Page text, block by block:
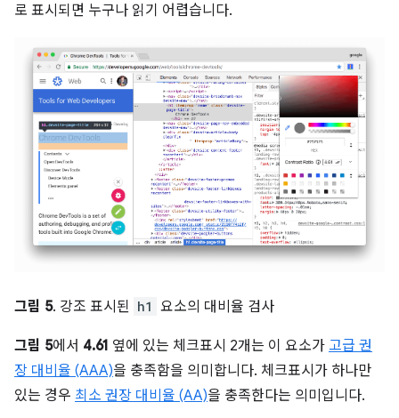
로 표시되면 누구나 읽기 어렵습니다.
그림 5. 강조 표시된 h1 요소의 대비율 검사
그림 5에서 4.61 옆에 있는 체크표시 2개는 이 요소가 고급 권
장 대비율 (AAA)을 충족함을 의미합니다. 체크표시가 하나만
있는 경우 최소 권장 대비율 (AA)을 충족한다는 의미입니다.